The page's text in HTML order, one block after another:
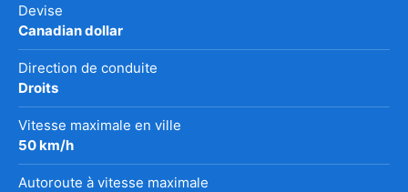
Devise
Canadian dollar
Direction de conduite
Droits
Vitesse maximale en ville
50 km/h
Autoroute à vitesse maximale